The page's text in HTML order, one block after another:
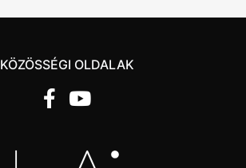
KÖZÖSSÉGI OLDALAK